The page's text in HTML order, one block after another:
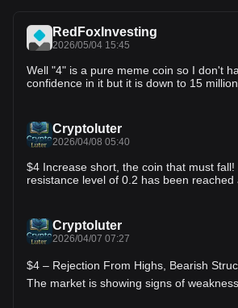
RedFoxInvesting
2026/05/04 15:45
Well "4" is a pure meme coin so I don't
confidence in it but it is down to 15
comes in and pumps it up.
Cryptoluter
2026/04/08 05:40
$4 Increase short, the coin that must fall!
resistance level of 0.2 has been reached
will definitely fall in the long term,
Cryptoluter
2026/04/07 07:27
$4 – Rejection From Highs, Bearish
The market is showing signs of